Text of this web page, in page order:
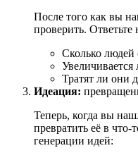
После того как вы
проверить.
Сколько людей
Увеличивается
Тратят ли они
Идеация:
Теперь, когда вы
превратить её в
генерации идей: